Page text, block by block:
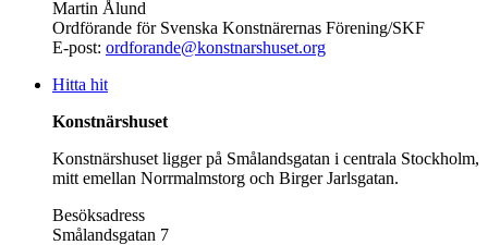
Martin Ålund
Ordförande för Svenska Konstnärernas Förening/SKF
E-post: ordforande@konstnarshuset.org
Hitta hit
Konstnärshuset
Konstnärshuset ligger på Smålandsgatan i centrala Stockholm,
mitt emellan Norrmalmstorg och Birger Jarlsgatan.
Besöksadress
Smålandsgatan 7